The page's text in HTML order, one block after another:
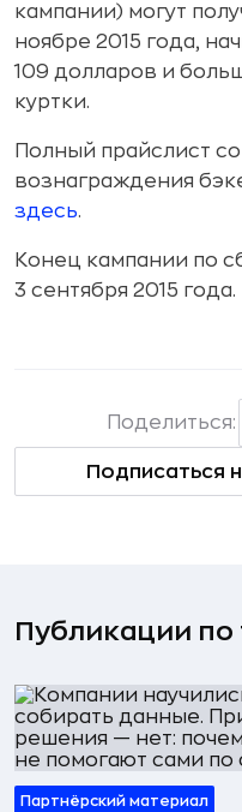
кампании) могут
ноябре 2015 года,
109 долларов и
куртки.
Полный прайслист
вознаграждения
здесь.
Конец кампании по
3 сентября 2015 года.
Подписаться
Поделиться:
Публикации по
Партнёрский материал